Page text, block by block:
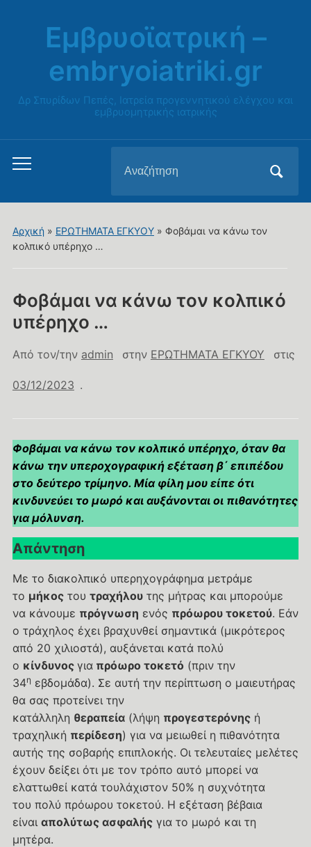
Εμβρυοϊατρική –
embryoiatriki.gr
Δρ Σπυρίδων Πεπές, Ιατρεία προγεννητικού ελέγχου και
εμβρυομητρικής ιατρικής
Εναλλαγή
μενού
για
κινητά
για:
Αρχική » ΕΡΩΤΗΜΑΤΑ ΕΓΚΥΟΥ» Φοβάμαι να κάνω τον
κολπικό υπέρηχο …
Φοβάμαι να κάνω τον κολπικό
υπέρηχο …
Από τον/την admin στην ΕΡΩΤΗΜΑΤΑ ΕΓΚΥΟΥ στις
03/12/2023 .
Φοβάμαι να κάνω τον κολπικό υπέρηχο, όταν θα
κάνω την υπεροχογραφική εξέταση β΄ επιπέδου
στο δεύτερο τρίμηνο. Μία φίλη μου είπε ότι
κινδυνεύει το μωρό και αυξάνονται οι πιθανότητες
για μόλυνση.
Απάντηση
Με το διακολπικό υπερηχογράφημα μετράμε
το μήκοςτου τραχήλουτης μήτρας και μπορούμε
να κάνουμε πρόγνωση ενός πρόωρου τοκετού. Εάν
ο τράχηλος έχει βραχυνθεί σημαντικά (μικρότερος
από 20 χιλιοστά), αυξάνεται κατά πολύ
ο κίνδυνος γιαπρόωρο τοκετό (πριν την
34η εβδομάδα). Σε αυτή την περίπτωση ο μαιευτήρας
θα σας προτείνει την
κατάλληλη θεραπεία(λήψη προγεστερόνηςή
τραχηλική περίδεση) για να μειωθεί η πιθανότητα
αυτής της σοβαρής επιπλοκής. Οι τελευταίες μελέτες
έχουν δείξει ότι με τον τρόπο αυτό μπορεί να
ελαττωθεί κατά τουλάχιστον 50% η συχνότητα
του πολύ πρόωρου τοκετού. Η εξέταση βέβαια
είναι απολύτως ασφαλήςγια το μωρό και τη
μητέρα.